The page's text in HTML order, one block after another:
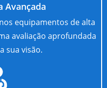
Avançada
equipamentos de alta
avaliação aprofundada
sua visão.